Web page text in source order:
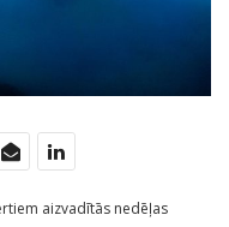
aizvadītās nedēļas